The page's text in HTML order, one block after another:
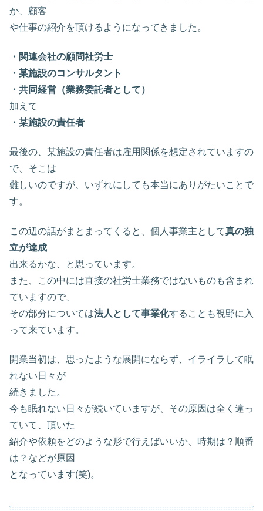
か、顧客
や仕事の紹介を頂けるようになってきました。
・関連会社の顧問社労士
・某施設のコンサルタント
・共同経営（業務委託者として）
加えて
・某施設の責任者
最後の、某施設の責任者は雇用関係を想定されていますの
で、そこは
難しいのですが、いずれにしても本当にありがたいことで
す。
この辺の話がまとまってくると、個人事業主として真の独
立が達成
出来るかな、と思っています。
また、この中には直接の社労士業務ではないものも含まれ
ていますので、
その部分については法人として事業化することも視野に入
って来ています。
開業当初は、思ったような展開にならず、イライラして眠
れない日々が
続きました。
今も眠れない日々が続いていますが、その原因は全く違っ
ていて、頂いた
紹介や依頼をどのような形で行えばいいか、時期は？順番
は？などが原因
となっています(笑)。